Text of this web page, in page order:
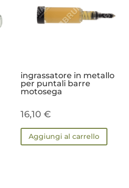
ingrassatore in metallo
per puntali barre
motosega
16,10€
Aggiungi al carrello